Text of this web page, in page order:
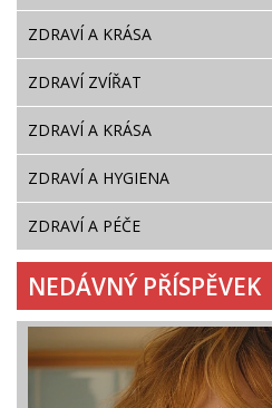
ZDRAVÍ A KRÁSA
ZDRAVÍ ZVÍŘAT
ZDRAVÍ A KRÁSA
ZDRAVÍ A HYGIENA
ZDRAVÍ A PÉČE
NEDÁVNÝ PŘÍSPĚVEK